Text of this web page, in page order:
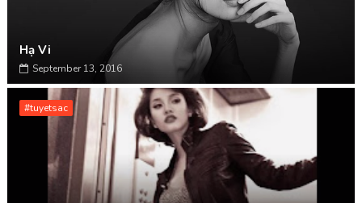
Hạ Vi
September 13, 2016
#tuyetsac